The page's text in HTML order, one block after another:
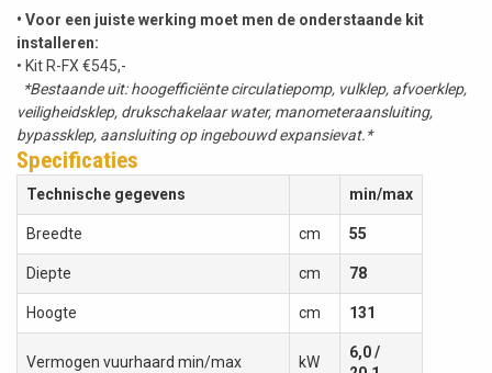
• Voor een juiste werking moet men de onderstaande kit
installeren:
• Kit R-FX €545,-
*Bestaande uit: hoogefficiënte circulatiepomp, vulklep, afvoerklep,
veiligheidsklep, drukschakelaar water, manometeraansluiting,
bypassklep, aansluiting op ingebouwd expansievat.*
Specificaties
Technische gegevens min/max
Breedte cm 55
Diepte cm 78
Hoogte cm 131
Vermogen vuurhaard min/max kW
6,0 /